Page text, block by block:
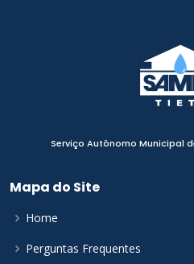
Serviço Autônomo Municipal
Mapa do Site
Home
Perguntas Frequentes